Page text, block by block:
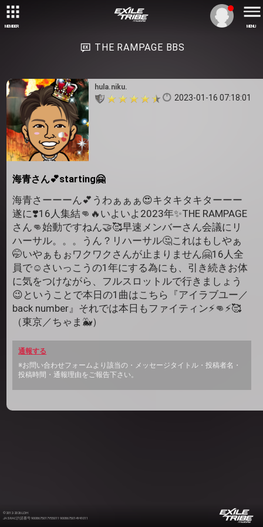
MEMBER MENU
THE RAMPAGE BBS
hula.niku.
2023-01-16 07:18:01
海青さん💕starting🤗
海青さーーーん💕うわぁぁぁ😍キタキタキターーー
遂に❣️16人集結👊🔥いよいよ2023年✨THE RAMPAGE
さん👊始動ですねん🤝🥰早速メンバーさん会議にリ
ハーサル。。。うん？リハーサル🤔これはもしやぁ
🤭いやぁもぉワクワクさんが止まりません🤗16人全
員で☺️さいっこうの1年にする為にも、引き続きお体
に気をつけながら、フルスロットルで行きましょう
😉ということで本日の1曲はこちら『アイラブユー／
back number』それでは本日もファイティン⚡️👊⚡️🥰
（東京／ちゃま🐳）
通報する
※お問い合わせフォームより該当の・メッセージタイトル・投稿者名・
投稿時間・通報理由をご報告下さい。
©2012-2026 LDH
JASRAC許諾番号 9008675017Y55011 9008675014Y41011